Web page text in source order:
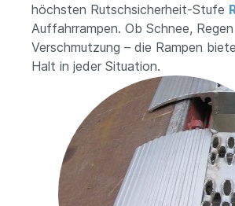
höchsten Rutschsicherheit-Stufe
Auffahrrampen. Ob Schnee,
Verschmutzung – die Rampen
Halt in jeder Situation.